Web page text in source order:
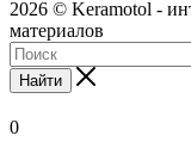
2026 © Keramotol -
материалов
Найти
0